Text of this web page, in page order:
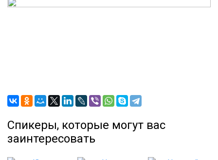
Спикеры, которые могут вас
заинтересовать